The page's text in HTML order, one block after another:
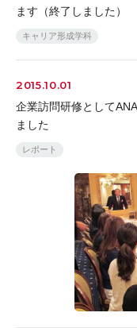
ます（終了しました）
キャリア形成学科
2015.10.01
企業訪問研修として
ました
レポート